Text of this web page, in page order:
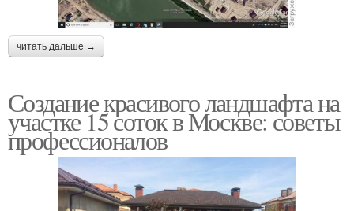
читать дальше →
Создание красивого ландшафта на
участке 15 соток в Москве: советы
профессионалов